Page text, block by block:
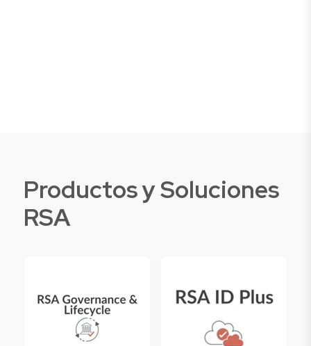
Productos y Soluciones
RSA